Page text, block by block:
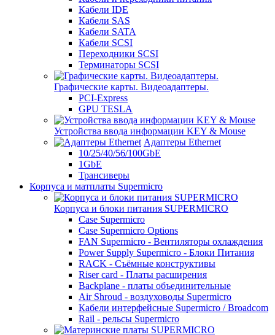
Кабели IDE
Кабели SAS
Кабели SATA
Кабели SCSI
Переходники SCSI
Терминаторы SCSI
Графические карты. Видеоадаптеры.
PCI-Express
GPU TESLA
Устройства ввода информации KEY & Mouse
Адаптеры Ethernet
10/25/40/56/100GbE
1GbE
Трансиверы
Корпуса и матплаты Supermicro
Корпуса и блоки питания SUPERMICRO
Case Supermicro
Case Supermicro Options
FAN Supermicro - Вентиляторы охлаждения
Power Supply Supermicro - Блоки Питания
RACK - Съёмные конструктивы
Riser card - Платы расширения
Backplane - платы объединительные
Air Shroud - воздуховоды Supermicro
Кабели интерфейсные Supermicro / Broadcom
Rail - рельсы Supermicro